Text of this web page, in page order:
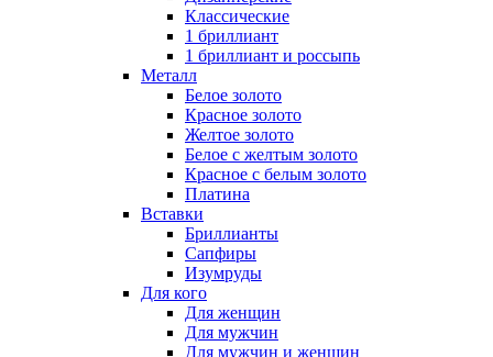
Классические
1 бриллиант
1 бриллиант и россыпь
Металл
Белое золото
Красное золото
Желтое золото
Белое с желтым золото
Красное с белым золото
Платина
Вставки
Бриллианты
Сапфиры
Изумруды
Для кого
Для женщин
Для мужчин
Для мужчин и женщин